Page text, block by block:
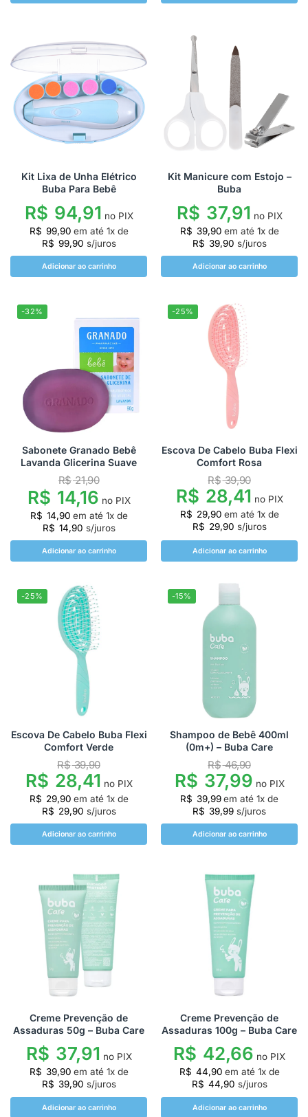
Kit Lixa de Unha Elétrico
Buba Para Bebê
R$ 94,91 no PIX
R$ 99,90 em até 1x de
R$ 99,90 s/juros
Adicionar ao carrinho
Kit Manicure com Estojo –
Buba
R$ 37,91 no PIX
R$ 39,90 em até 1x de
R$ 39,90 s/juros
Adicionar ao carrinho
-32%
Sabonete Granado Bebê
Lavanda Glicerina Suave
R$21,90
R$ 14,16 no PIX
R$ 14,90 em até 1x de
R$ 14,90 s/juros
Adicionar ao carrinho
-25%
Escova De Cabelo Buba Flexi
Comfort Rosa
R$39,90
R$ 28,41 no PIX
R$ 29,90 em até 1x de
R$ 29,90 s/juros
Adicionar ao carrinho
-25%
Escova De Cabelo Buba Flexi
Comfort Verde
R$39,90
R$ 28,41 no PIX
R$ 29,90 em até 1x de
R$ 29,90 s/juros
Adicionar ao carrinho
-15%
Shampoo de Bebê 400ml
(0m+) – Buba Care
R$46,90
R$ 37,99 no PIX
R$ 39,99em até 1x de
R$ 39,99 s/juros
Adicionar ao carrinho
Creme Prevenção de
Assaduras 50g – Buba Care
R$ 37,91 no PIX
R$ 39,90 em até 1x de
R$ 39,90 s/juros
Adicionar ao carrinho
Creme Prevenção de
Assaduras 100g – Buba Care
R$ 42,66 no PIX
R$ 44,90 em até 1x de
R$ 44,90 s/juros
Adicionar ao carrinho